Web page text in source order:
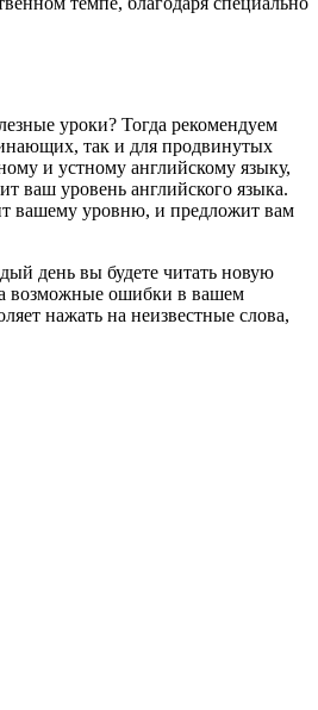
уроки? Тогда рекомендуем
так и для продвинутых
и устному английскому языку,
ваш уровень английского языка.
вашему уровню, и предложит вам
день вы будете читать новую
возможные ошибки в вашем
нажать на неизвестные слова,